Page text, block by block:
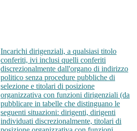
Incarichi dirigenziali, a qualsiasi titolo
conferiti, ivi inclusi quelli conferiti
discrezionalmente dall'organo di indirizzo
politico senza procedure pubbliche di
selezione e titolari di posizione
organizzativa con funzioni dirigenziali (da
pubblicare in tabelle che distinguano le
seguenti situazioni: dirigenti, dirigenti
individuati discrezionalmente, titolari di